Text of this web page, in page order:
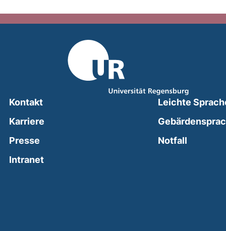
Kontakt
Karriere
Presse
Intranet(external link, opens in a new window)
Leichte
Notfall